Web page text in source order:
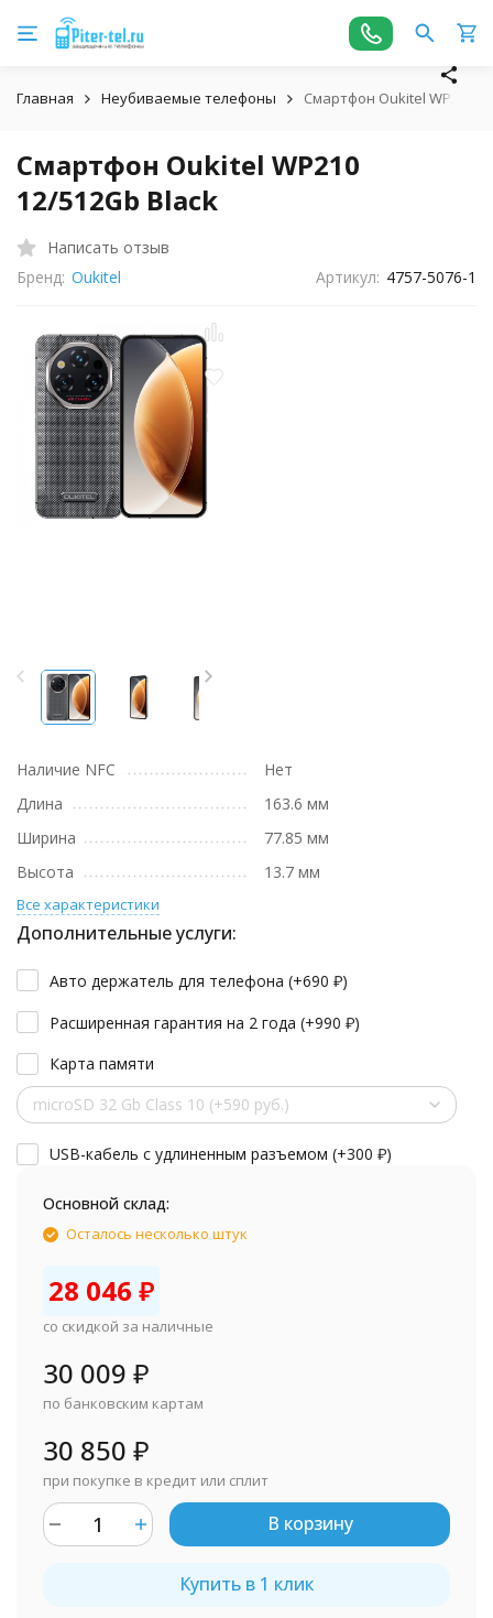
Главная Неубиваемые телефоны Смартфон Oukitel WP210
Смартфон Oukitel WP210
12/512Gb Black
Написать отзыв
Бренд: Oukitel Артикул: 4757-5076-1
Наличие NFC
Нет
Длина
163.6 мм
Ширина
77.85 мм
Высота
13.7 мм
Все характеристики
Дополнительные услуги:
Авто держатель для телефона (+690 ₽)
Расширенная гарантия на 2 года (+990 ₽)
Карта памяти
microSD 32 Gb Class 10 (+590 руб.)
USB-кабель с удлиненным разъемом (+300 ₽)
Основной склад:
Осталось несколько штук
28 046 ₽
со скидкой за наличные
30 009 ₽
по банковским картам
30 850 ₽
при покупке в кредит или сплит
В корзину
Купить в 1 клик